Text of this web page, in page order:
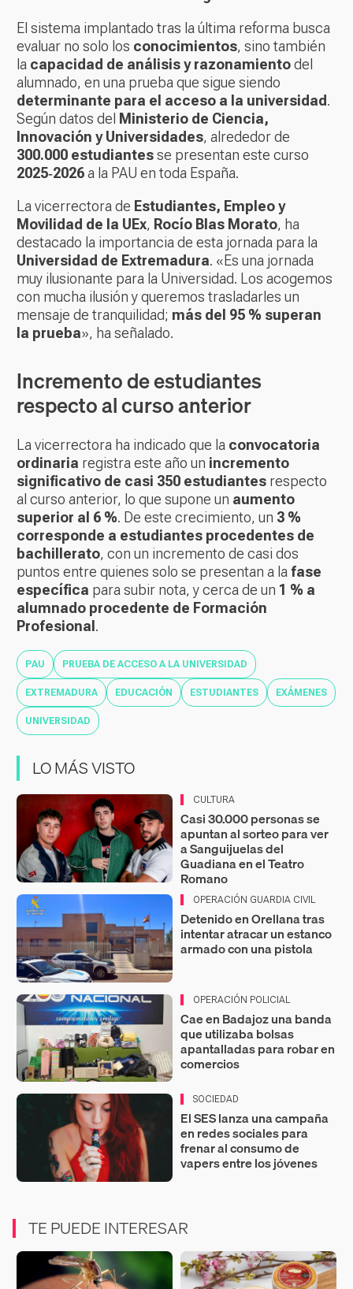
El sistema implantado tras la última reforma busca
evaluar no solo los conocimientos, sino también
la capacidad de análisis y razonamientodel
alumnado, en una prueba que sigue siendo
determinante para el acceso a la universidad.
Según datos del Ministerio de Ciencia,
Innovación y Universidades, alrededor de
300.000 estudiantesse presentan este curso
2025‑2026a la PAU en toda España.
La vicerrectora de Estudiantes, Empleo y
Movilidad de la UEx, Rocío Blas Morato, ha
destacado la importancia de esta jornada para la
Universidad de Extremadura. «Es una jornada
muy ilusionante para la Universidad. Los acogemos
con mucha ilusión y queremos trasladarles un
mensaje de tranquilidad; más del 95 % superan
la prueba», ha señalado.
Incremento de estudiantes
respecto al curso anterior
La vicerrectora ha indicado que la convocatoria
ordinaria registra este año un incremento
significativo de casi 350 estudiantes respecto
al curso anterior, lo que supone un aumento
superior al 6 %. De este crecimiento, un 3 %
corresponde a estudiantes procedentes de
bachillerato, con un incremento de casi dos
puntos entre quienes solo se presentan a lafase
específica para subir nota, y cerca de un 1 % a
alumnado procedente de Formación
Profesional .
PAU PRUEBA DE ACCESO A LA UNIVERSIDAD
EXTREMADURA EDUCACIÓN ESTUDIANTES EXÁMENES
UNIVERSIDAD
LO MÁS VISTO
CULTURA
Casi 30.000 personas se
apuntan al sorteo para ver
a Sanguijuelas del
Guadiana en el Teatro
Romano
OPERACIÓN GUARDIA CIVIL
Detenido en Orellana tras
intentar atracar un estanco
armado con una pistola
OPERACIÓN POLICIAL
Cae en Badajoz una banda
que utilizaba bolsas
apantalladas para robar en
comercios
SOCIEDAD
El SES lanza una campaña
en redes sociales para
frenar al consumo de
vapers entre los jóvenes
TE PUEDE INTERESAR